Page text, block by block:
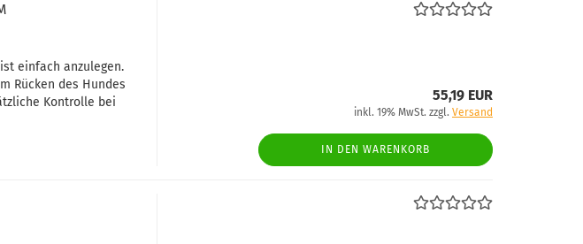
einfach anzulegen.
Rücken des Hundes
Kontrolle bei
55,19 EUR
inkl. 19% MwSt. zzgl. Versand
IN DEN WARENKORB